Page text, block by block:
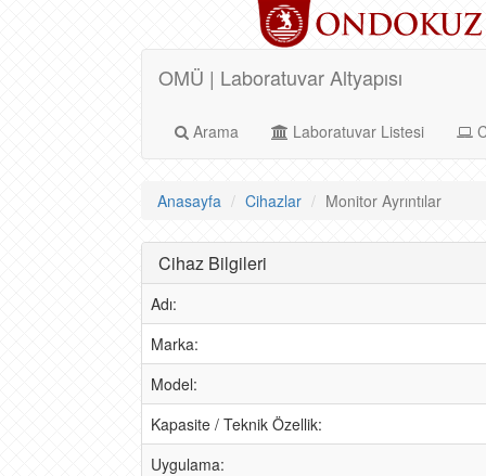
OMÜ | Laboratuvar Altyapısı
Arama Laboratuvar Listesi
Anasayfa Cihazlar Monitor Ayrıntılar
Cihaz Bilgileri
Adı:
Marka:
Model:
Kapasite / Teknik Özellik:
Uygulama: